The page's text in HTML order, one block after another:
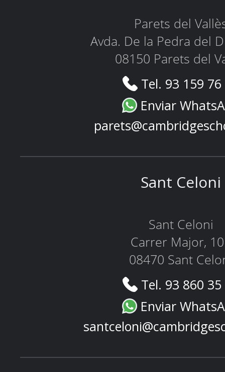
Parets del
Avda. De la Pedra del
08150 Parets del
Tel. 93 159
Enviar
Sant Celoni
Sant Celoni
Carrer Major,
08470 Sant
Tel. 93 860
Enviar